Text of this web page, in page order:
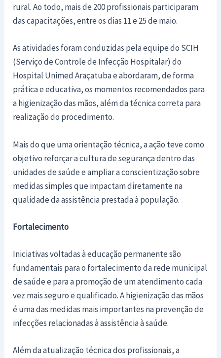
rural. Ao todo, mais de 200 profissionais participaram
das capacitações, entre os dias 11 e 25 de maio.
As atividades foram conduzidas pela equipe do SCIH
(Serviço de Controle de Infecção Hospitalar) do
Hospital Unimed Araçatuba e abordaram, de forma
prática e educativa, os momentos recomendados para
a higienização das mãos, além da técnica correta para
realização do procedimento.
Mais do que uma orientação técnica, a ação teve como
objetivo reforçar a cultura de segurança dentro das
unidades de saúde e ampliar a conscientização sobre
medidas simples que impactam diretamente na
qualidade da assistência prestada à população.
Fortalecimento
Iniciativas voltadas à educação permanente são
fundamentais para o fortalecimento da rede municipal
de saúde e para a promoção de um atendimento cada
vez mais seguro e qualificado. A higienização das mãos
é uma das medidas mais importantes na prevenção de
infecções relacionadas à assistência à saúde.
Além da atualização técnica dos profissionais, a